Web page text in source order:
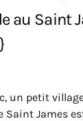
au Saint
un petit
Saint James